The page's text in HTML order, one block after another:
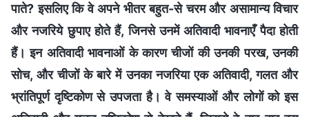
पाते? इसलिए कि वे अपने भीतर बहुत-से चरम और असामान्य विचार
और नजरिये छुपाए होते हैं, जिनसे उनमें अतिवादी भावनाएँ पैदा होती
हैं। इन अतिवादी भावनाओं के कारण चीजों की उनकी परख, उनकी
सोच, और चीजों के बारे में उनका नजरिया एक अतिवादी, गलत और
भ्रांतिपूर्ण दृष्टिकोण से उपजता है। वे समस्याओं और लोगों को इस